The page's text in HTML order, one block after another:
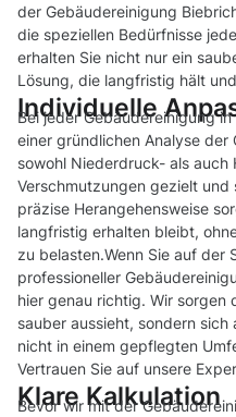
der Gebäudereinigung
die speziellen Bedürfnisse
erhalten Sie nicht nur ein
Lösung, die langfristig hält
Individuelle
Bei jeder Gebäudereinigung
einer gründlichen Analyse der
sowohl Niederdruck- als
Verschmutzungen gezielt
präzise Herangehensweise
langfristig erhalten bleibt,
zu belasten.Wenn Sie auf der
professioneller
hier genau richtig. Wir sorgen
sauber aussieht, sondern
nicht in einem gepflegten
Vertrauen Sie auf unsere
Klare Kalkulation
Bevor wir mit der